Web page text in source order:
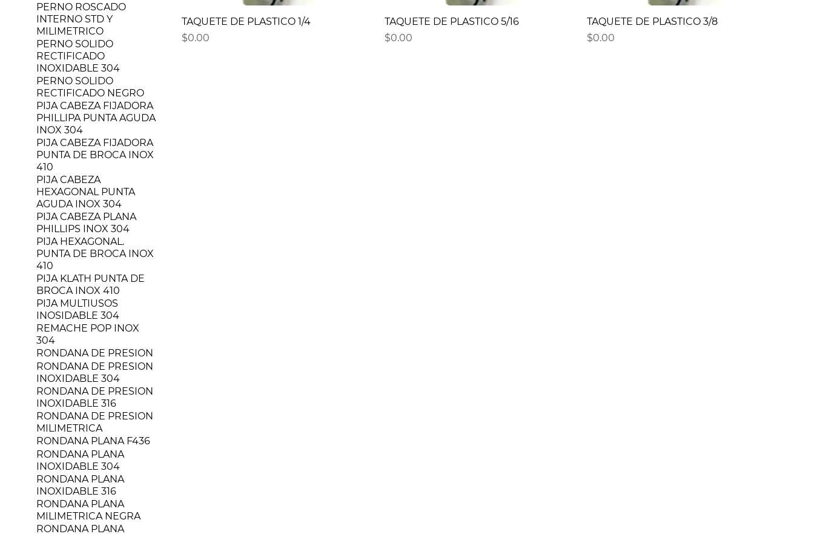
PERNO ROSCADO
INTERNO STD Y
MILIMETRICO
PERNO SOLIDO
RECTIFICADO
INOXIDABLE 304
PERNO SOLIDO
RECTIFICADO NEGRO
PIJA CABEZA FIJADORA
PHILLIPA PUNTA AGUDA
INOX 304
PIJA CABEZA FIJADORA
PUNTA DE BROCA INOX
410
PIJA CABEZA
HEXAGONAL PUNTA
AGUDA INOX 304
PIJA CABEZA PLANA
PHILLIPS INOX 304
PIJA HEXAGONAL.
PUNTA DE BROCA INOX
410
PIJA KLATH PUNTA DE
BROCA INOX 410
PIJA MULTIUSOS
INOSIDABLE 304
REMACHE POP INOX
304
RONDANA DE PRESION
RONDANA DE PRESION
INOXIDABLE 304
RONDANA DE PRESION
INOXIDABLE 316
RONDANA DE PRESION
MILIMETRICA
RONDANA PLANA F436
RONDANA PLANA
INOXIDABLE 304
RONDANA PLANA
INOXIDABLE 316
RONDANA PLANA
MILIMETRICA NEGRA
RONDANA PLANA
TAQUETE DE PLASTICO 1/4
Precio
$0.00
TAQUETE DE PLASTICO 5/16
Precio
$0.00
TAQUETE DE PLASTICO 3/8
Precio
$0.00